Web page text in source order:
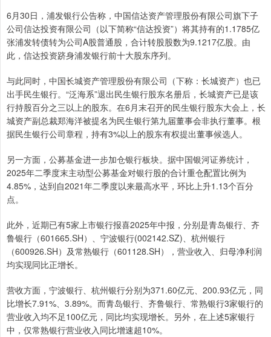
6月30日，浦发银行公告称，中国信达资产管理股份有限公司旗下子
公司信达投资有限公司（以下简称“信达投资”）将其持有的1.1785亿
张浦发转债转为公司A股普通股，合计转股股数为9.1217亿股。由
此，信达投资跻身浦发银行前十大股东序列。
与此同时，中国长城资产管理股份有限公司（下称：长城资产）也已
出手民生银行。“泛海系”退出民生银行股东名册后，长城资产已是该
行持股百分之三以上的股东。在6月末召开的民生银行股东大会上，长
城资产副总裁郑海洋被提名为民生银行第九届董事会非执行董事。根
据民生银行公司章程，持有3%以上的股东有权提出董事候选人。
另一方面，公募基金进一步加仓银行板块。据中国银河证券统计，
2025年二季度末主动型公募基金对银行股的合计重仓配置比例为
4.85%，达到自2021年二季度以来最高水平，环比上升1.13个百分
点。
此外，近期已有5家上市银行报喜2025年中报，分别是青岛银行、齐
鲁银行（601665.SH）、宁波银行(002142.SZ)、杭州银行
（600926.SH）及常熟银行（601128.SH），营业收入、归母净利润
均实现同比正增长。
营收方面，宁波银行、杭州银行分别为371.60亿元、200.93亿元，同
比增长7.91%、3.89%。而青岛银行、齐鲁银行、常熟银行3家银行的
营业收入均不足100亿元，同比均实现增长。另外，在上述5家银行
中，仅常熟银行营业收入同比增速超10%。